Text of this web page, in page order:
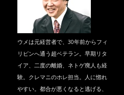
ウメは元経営者で、30年前からフィ
リピンへ通う超ベテラン。早期リタ
イア、二度の離婚、ネトゲ廃人も経
験。クレマニのホレ担当。人に惚れ
やすい。都合が悪くなると逃げる、